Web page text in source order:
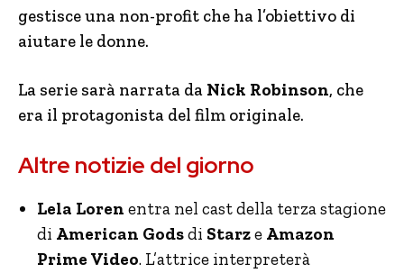
gestisce una non-profit che ha l’obiettivo di
aiutare le donne.
La serie sarà narrata da Nick Robinson, che
era il protagonista del film originale.
Altre notizie del giorno
Lela Loren entra nel cast della terza stagione
di American Godsdi Starze Amazon
Prime Video. L’attrice interpreterà